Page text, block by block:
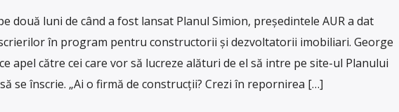
două luni de când a fost lansat Planul Simion, președintele AUR a dat
în program pentru constructorii și dezvoltatorii imobiliari. George
apel către cei care vor să lucreze alături de el să intre pe site-ul Planului
se înscrie. „Ai o firmă de construcții? Crezi în repornirea […]